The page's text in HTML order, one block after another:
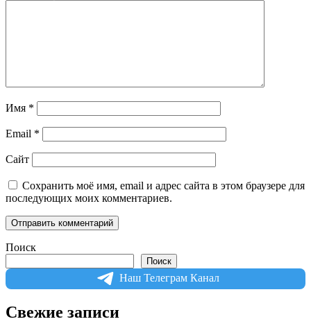
Имя *
Email *
Сайт
Сохранить моё имя, email и адрес сайта в этом браузере для
последующих моих комментариев.
Поиск
Поиск
Наш Телеграм Канал
Свежие записи